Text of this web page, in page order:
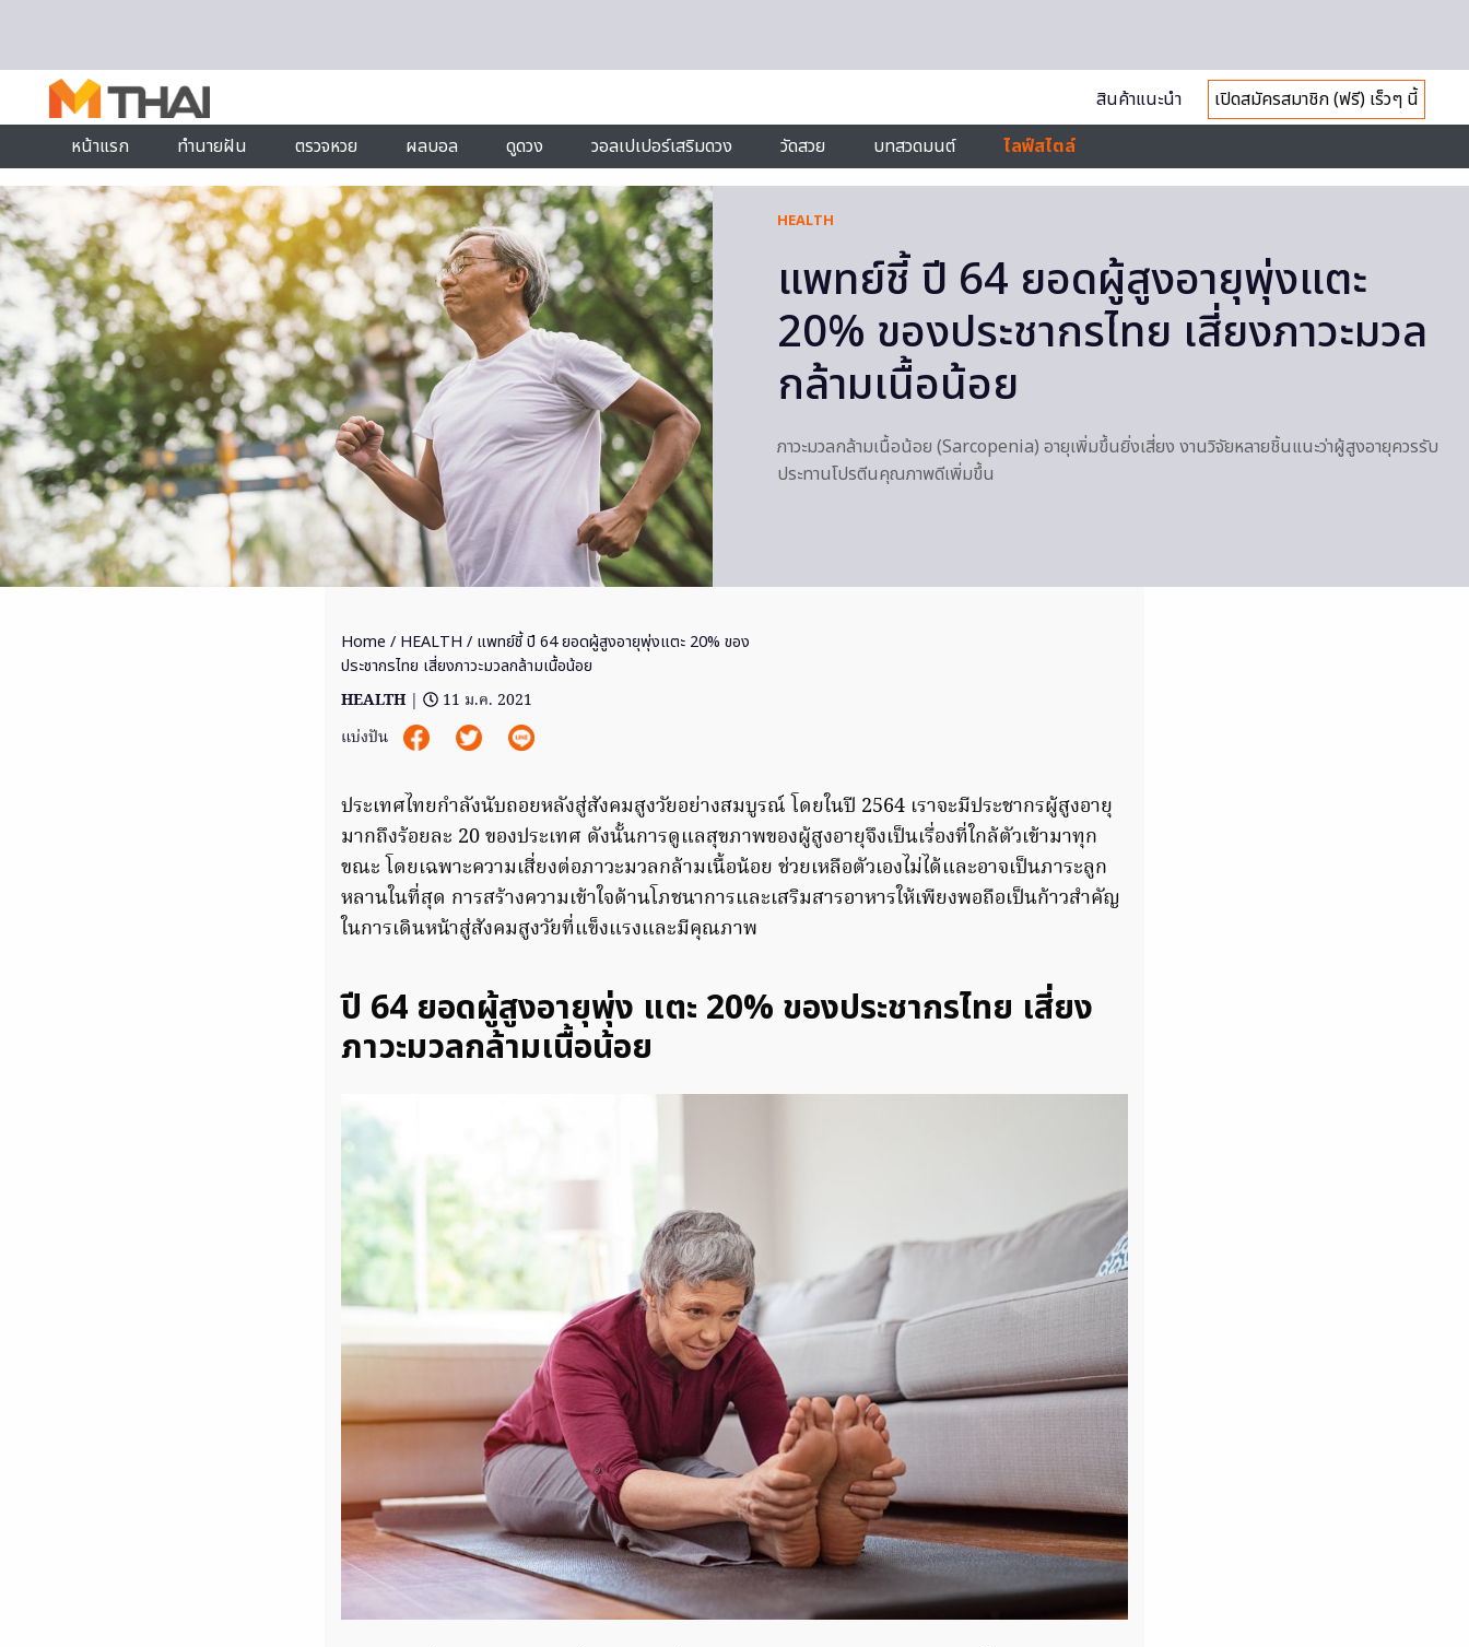
สินค้าแนะนำ
เปิดสมัครสมาชิก (ฟรี) เร็วๆ นี้
หน้าแรก
ทำนายฝัน ตรวจหวย ผลบอล ดูดวง วอลเปเปอร์เสริมดวง วัดสวย บทสวดมนต์ ไลฟ์สไตล์
HEALTH
แพทย์ชี้ ปี 64 ยอดผู้สูงอายุพุ่งแตะ
20% ของประชากรไทย เสี่ยงภาวะมวล
กล้ามเนื้อน้อย
ภาวะมวลกล้ามเนื้อน้อย (Sarcopenia) อายุเพิ่มขึ้นยิ่งเสี่ยง งานวิจัยหลายชิ้นแนะว่าผู้สูงอายุควรรับ
ประทานโปรตีนคุณภาพดีเพิ่มขึ้น
Home / HEALTH / แพทย์ชี้ ปี 64 ยอดผู้สูงอายุพุ่งแตะ 20% ของ
ประชากรไทย เสี่ยงภาวะมวลกล้ามเนื้อน้อย
HEALTH |
11 ม.ค. 2021
แบ่งปัน
ประเทศไทยกำลังนับถอยหลังสู่สังคมสูงวัยอย่างสมบูรณ์ โดยในปี 2564 เราจะมีประชากรผู้สูงอายุ
มากถึงร้อยละ 20 ของประเทศ ดังนั้นการดูแลสุขภาพของผู้สูงอายุจึงเป็นเรื่องที่ใกล้ตัวเข้ามาทุก
ขณะ โดยเฉพาะความเสี่ยงต่อภาวะมวลกล้ามเนื้อน้อย ช่วยเหลือตัวเองไม่ได้และอาจเป็นภาระลูก
หลานในที่สุด การสร้างความเข้าใจด้านโภชนาการและเสริมสารอาหารให้เพียงพอถือเป็นก้าวสำคัญ
ในการเดินหน้าสู่สังคมสูงวัยที่แข็งแรงและมีคุณภาพ
ปี 64 ยอดผู้สูงอายุพุ่ง แตะ 20% ของประชากรไทย เสี่ยง
ภาวะมวลกล้ามเนื้อน้อย